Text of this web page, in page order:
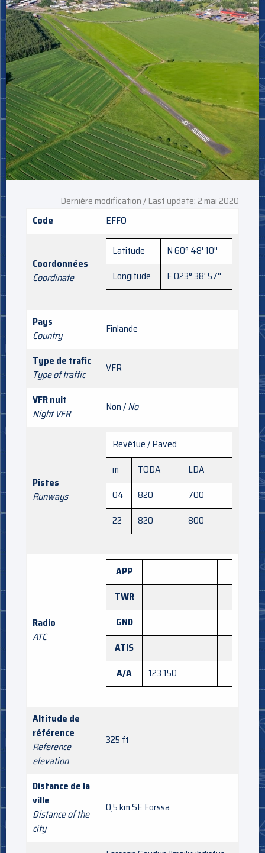
Dernière modification / Last update: 2 mai 2020
Code
EFFO
Coordonnées
Coordinate
Latitude
N 60° 48' 10''
Longitude
E 023° 38' 57''
Pays
Country
Finlande
Type de trafic
Type of traffic
VFR
VFR nuit
Night VFR
Non /No
Pistes
Runways
Revêtue / Paved
m
TODA
LDA
04
820
700
22
820 800
Radio
ATC
APP
TWR
GND
ATIS
A/A
123.150
Altitude de
référence
Reference
elevation
325 ft
Distance de la
ville
Distance of the
city
0,5 km SE Forssa